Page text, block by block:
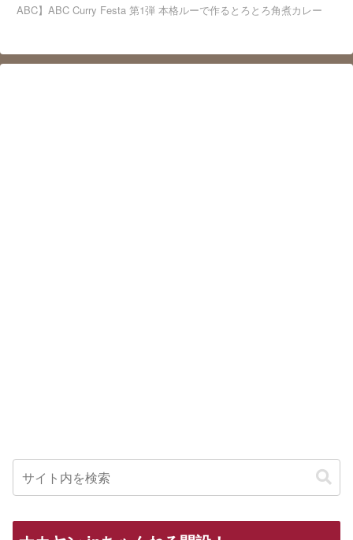
ABC】ABC Curry Festa 第1弾 本格ルーで作るとろとろ角煮カレー